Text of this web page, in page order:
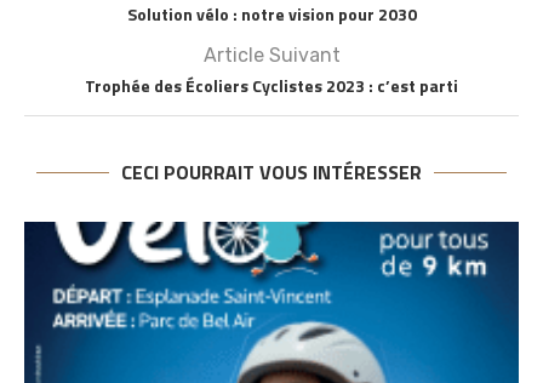
Solution vélo : notre vision pour 2030
Article Suivant
Trophée des Écoliers Cyclistes 2023 : c’est parti
CECI POURRAIT VOUS INTÉRESSER